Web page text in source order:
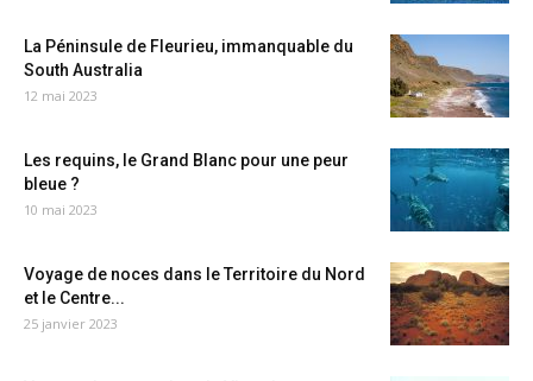
La Péninsule de Fleurieu, immanquable du
South Australia
12 mai 2023
Les requins, le Grand Blanc pour une peur
bleue ?
10 mai 2023
Voyage de noces dans le Territoire du Nord
et le Centre...
25 janvier 2023